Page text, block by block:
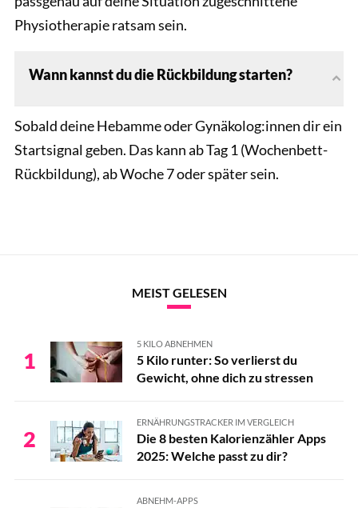
Physiotherapie ratsam sein.
Wann kannst du die Rückbildung starten?
Sobald deine Hebamme oder Gynäkolog:innen dir ein
Startsignal geben. Das kann ab Tag 1 (Wochenbett-
Rückbildung), ab Woche 7 oder später sein.
MEIST GELESEN
1
5 KILO ABNEHMEN
5 Kilo runter: So verlierst du
Gewicht, ohne dich zu stressen
2
ERNÄHRUNGSTRACKER IM VERGLEICH
Die 8 besten Kalorienzähler Apps
2025: Welche passt zu dir?
ABNEHM-APPS